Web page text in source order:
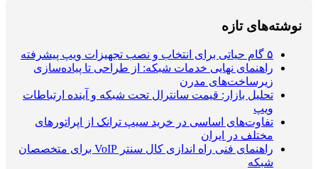
نوشته‌های تازه
۵ گام حیاتی برای انتخاب و نصب تجهیزات ویپ پیشرفته
راهنمای نهایی خدمات شبکه: از طراحی تا پیاده‌سازی
زیرساخت‌های مدرن
تحلیل بازار: قیمت سانترال تحت شبکه و آینده ارتباطات
ویپ
تفاوت‌های اساسی در خرید سیپ ترانک از اپراتورهای
مختلف در ایران
راهنمای فنی راه اندازی کال سنتر VoIP برای متخصصان
شبکه